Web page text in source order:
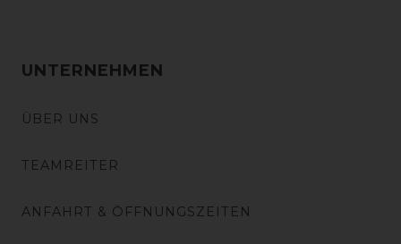
UNTERNEHMEN
ÜBER UNS
TEAMREITER
ANFAHRT & ÖFFNUNGSZEITEN